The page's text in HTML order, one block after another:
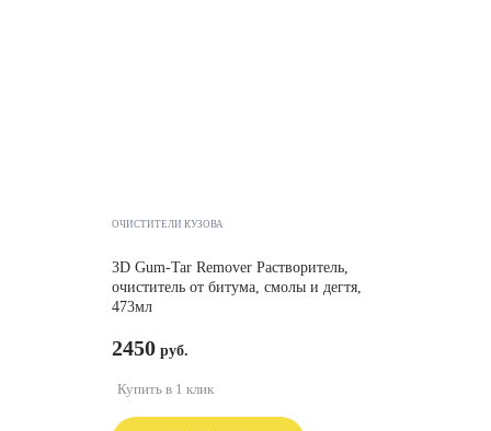
ОЧИСТИТЕЛИ КУЗОВА
3D Gum-Tar Remover Растворитель,
очиститель от битума, смолы и дегтя,
473мл
2450
Купить в 1 клик